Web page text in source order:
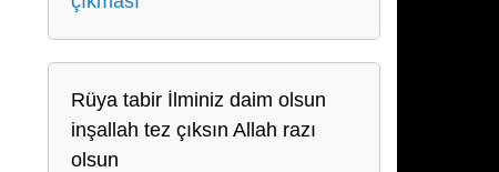
Rüya tabir İlminiz daim olsun
inşallah tez çıksın Allah razı
olsun